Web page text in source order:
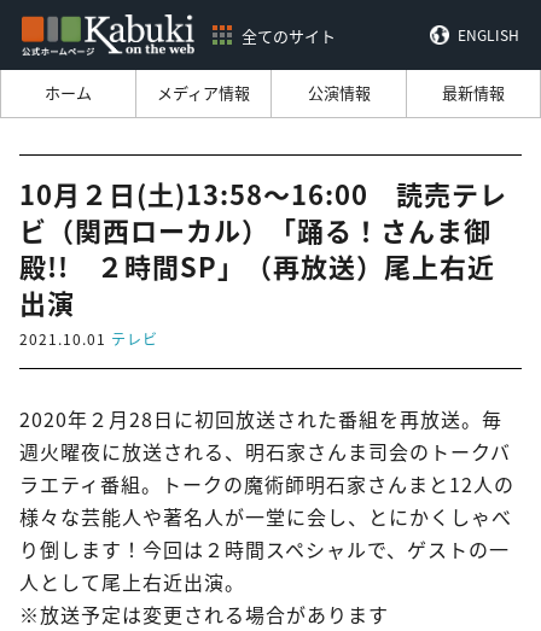
全てのサイト ENGLISH
ホーム メディア情報 公演情報 最新情報
10月２日(土)13:58～16:00 読売テレ
ビ（関西ローカル）「踊る！さんま御
殿!! ２時間SP」（再放送）尾上右近
出演
2021.10.01 テレビ
2020年２月28日に初回放送された番組を再放送。毎
週火曜夜に放送される、明石家さんま司会のトークバ
ラエティ番組。トークの魔術師明石家さんまと12人の
様々な芸能人や著名人が一堂に会し、とにかくしゃべ
り倒します！今回は２時間スペシャルで、ゲストの一
人として尾上右近出演。
※放送予定は変更される場合があります